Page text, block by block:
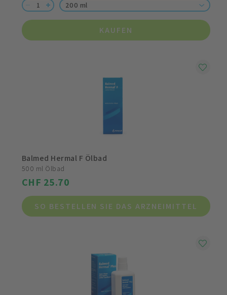
200 ml
KAUFEN
Balmed Hermal F Ölbad
500 ml Ölbad
CHF 25.70
SO BESTELLEN SIE DAS ARZNEIMITTEL